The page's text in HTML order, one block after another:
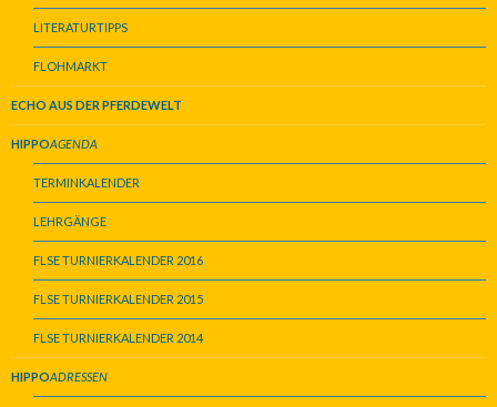
LITERATURTIPPS
FLOHMARKT
ECHO AUS DER PFERDEWELT
HIPPOAGENDA
TERMINKALENDER
LEHRGÄNGE
FLSE TURNIERKALENDER 2016
FLSE TURNIERKALENDER 2015
FLSE TURNIERKALENDER 2014
HIPPOADRESSEN